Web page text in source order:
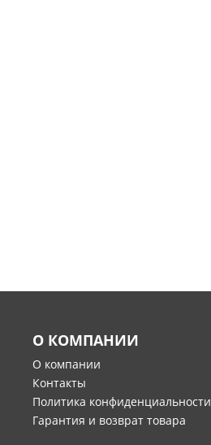
О КОМПАНИИ
О компании
Контакты
Политика конфиденциальности
Гарантия и возврат товара